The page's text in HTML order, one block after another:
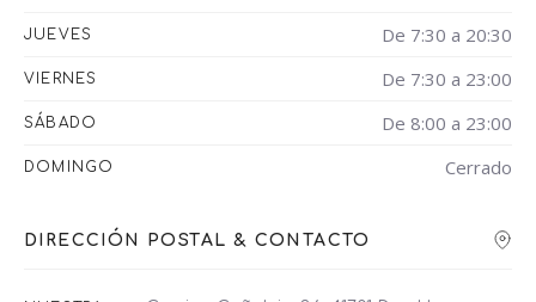
JUEVES De 7:30 a 20:30
VIERNES De 7:30 a 23:00
SÁBADO De 8:00 a 23:00
DOMINGO Cerrado
DIRECCIÓN POSTAL & CONTACTO